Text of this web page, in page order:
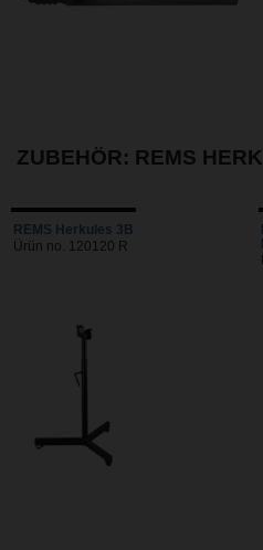
ZUBEHÖR: REMS
REMS Herkules 3B
Ürün no. 120120 R